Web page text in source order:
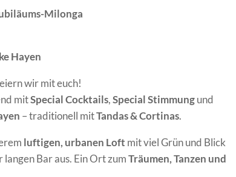
Milonga
Hayen
wir mit euch!
mitSpecial Cocktails,Special Stimmungund
– traditionell mitTandas & Cortinas.
luftigen, urbanen Loft mit viel Grün und Blick
Bar aus. Ein Ort zumTräumen, Tanzen und